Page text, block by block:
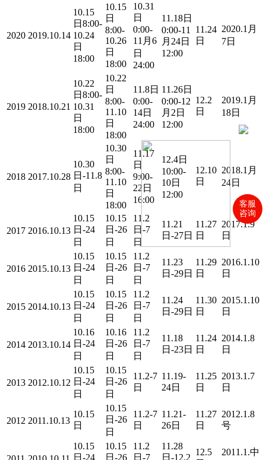
2020 2019.10.14
10.15
日8:00-
10.24
日
18:00
10.15
日
8:00-
10.26
日
18:00
10.31
日
0:00-
11月6
日
24:00
11.18日
0:00-11
月24日
12:00
11.24
日
2020.1月
7日
2019 2018.10.21
10.22
日8:00-
10.31
日
18:00
10.22
日
8:00-
11.10
日
18:00
11.8日
0:00-
14日
24:00
11.26日
0:00-12
月2日
12:00
12.2
日
2019.1月
18日
2018 2017.10.28
10.30
日-11.8
日
10.30
日
8:00-
11.10
日
18:00
11.17
日
9:00-
22日
16:00
12.4日
10:00-
10日
12:00
12.10
日
2018.1月
24日
2017 2016.10.13
10.15
日-24
日
10.15
日-26
日
11.2
日-7
日
11.21
日-27日
11.27
日
2017.1.9
日
2016 2015.10.13
10.15
日-24
日
10.15
日-26
日
11.2
日-7
日
11.23
日-29日
11.29
日
2016.1.10
日
2015 2014.10.13
10.15
日-24
日
10.15
日-26
日
11.2
日-7
日
11.24
日-29日
11.30
日
2015.1.10
日
2014 2013.10.14
10.16
日-24
日
10.16
日-26
日
11.2
日-7
日
11.18
日-23日
11.24
日
2014.1.8
日
2013 2012.10.12
10.15
日-24
日
10.15
日-26
日
11.2-7
日
11.19-
24日
11.25
日
2013.1.7
日
2012 2011.10.13
10.15
日
10.15
日-26
日
11.2-7
日
11.21-
26日
11.27
日
2012.1.8
号
10.15
日-24
10.15
日-26
11.2
日-7
11.28
日-12.2
12.5
2011.1.中
客服
咨询